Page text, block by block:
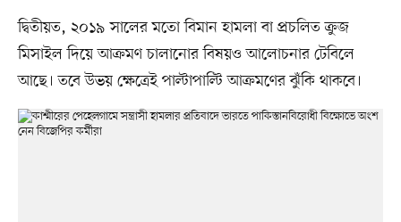
দ্বিতীয়ত, ২০১৯ সালের মতো বিমান হামলা বা প্রচলিত ক্রুজ
মিসাইল দিয়ে আক্রমণ চালানোর বিষয়ও আলোচনার টেবিলে
আছে। তবে উভয় ক্ষেত্রেই পাল্টাপাল্টি আক্রমণের ঝুঁকি থাকবে।